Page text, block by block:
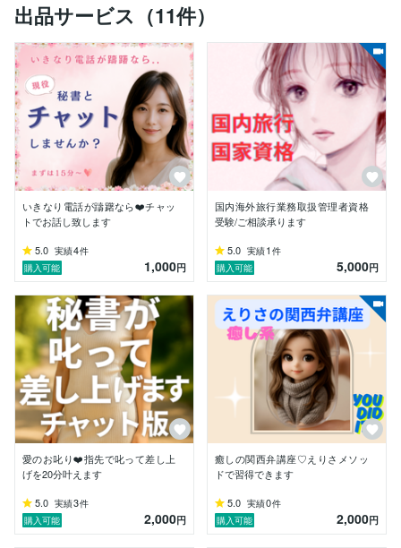
☪️ 家族問題、毒親育ち、自己肯定感サポート
☪️職場の愚痴、人間関係、カサンドラ、メンタルのしん
どさ
☪️ 心の整理・モヤモヤ吐き出し・愚痴聞き役
エンジェルカードからの言葉をあなたへ
✳️海外駐在妻で２カ国の現地の人々と深く関わり
香港では世界的に有名な占いのメッカ黄大仙で重鎮占い
師に
「あなたには霊感がある」と言われ
広東語での占い修行をスタート。
地元の人からも恋愛からビジネス、人間関係まで相談を
受けました。
かつ優しくひもときます。
✴️誰かに聞いてほしい…
どんなジャンルでもOKです。
泣き言、愚痴、怒り、感情の整理…
ここではあなたのペースで安心して吐き出してください
^_^
・家族との確執、毒親育ちによる生きづらさ
・自己否定が強く、恋愛でも職場でも自分を責めてしま
う
・職場の人間関係、カサンドラ、育児疲れ、夫婦問題…
誰にも言えない悩みを抱えている
&「愛あるお叱り」も致しておりますよ☆
出品サービス（11件）
いきなり電話が躊躇なら❤️チャッ
トでお話し致します
5.0 実績4件
購入可能
1,000円
国内海外旅行業務取扱管理者資格
受験/ご相談承ります
5.0 実績1 件
購入可能
5,000円
愛のお叱り❤️指先で叱って差し上
げを20分叶えます
5.0 実績3件
購入可能
2,000円
癒しの関西弁講座♡えりさメソッ
ドで習得できます
5.0 実績0件
購入可能
2,000円